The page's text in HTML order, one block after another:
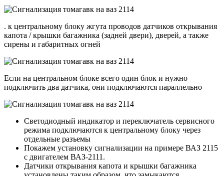
. к центральному блоку жгута проводов датчиков открывания
капота / крышки багажника (задней двери), дверей, а также
сирены и габаритных огней
Если на центральном блоке всего один блок и нужно
подключить два датчика, они подключаются параллельно
Светодиодный индикатор и переключатель сервисного
режима подключаются к центральному блоку через
отдельные разъемы
Покажем установку сигнализации на примере ВАЗ 2115
с двигателем ВАЗ-2111.
Датчики открывания капота и крышки багажника